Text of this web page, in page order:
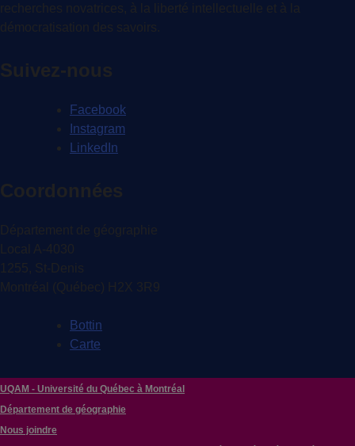
recherches novatrices, à la liberté intellectuelle et à la
démocratisation des savoirs.
Suivez-nous
Facebook
Instagram
LinkedIn
Coordonnées
Département de géographie
Local A-4030
1255, St-Denis
Montréal (Québec) H2X 3R9
Bottin
Carte
UQAM - Université du Québec à Montréal
Département de géographie
Nous joindre